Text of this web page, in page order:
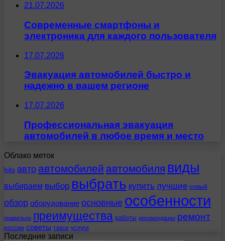
21.07.2026
Современные смартфоны и
электроника для каждого пользователя
17.07.2026
Эвакуация автомобилей быстро и
надежно в вашем регионе
17.07.2026
Профессиональная эвакуация
автомобилей в любое время и место
Облако меток
hits авто автомобилей автомобиля виды
выбираем выбор выбрать купить лучшие новый
обзор оборудование основные особенности
правильно преимущества работы рекомендации ремонт
россии советы такси услуги
Последние записи